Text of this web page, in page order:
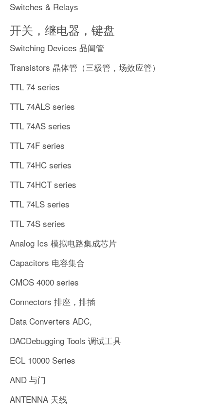
Switches & Relays
开关，继电器，键盘
Switching Devices 晶阊管
Transistors 晶体管（三极管，场效应管）
TTL 74 series
TTL 74ALS series
TTL 74AS series
TTL 74F series
TTL 74HC series
TTL 74HCT series
TTL 74LS series
TTL 74S series
Analog Ics 模拟电路集成芯片
Capacitors 电容集合
CMOS 4000 series
Connectors 排座，排插
Data Converters ADC,
DACDebugging Tools 调试工具
ECL 10000 Series
AND 与门
ANTENNA 天线